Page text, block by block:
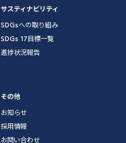
サスティナビリティ
SDGsへの取り組み
SDGs 17目標一覧
進捗状況報告
その他
お知らせ
採用情報
お問い合わせ